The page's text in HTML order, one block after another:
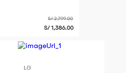
S/ 2,799.00
S/ 1,386.00
LG